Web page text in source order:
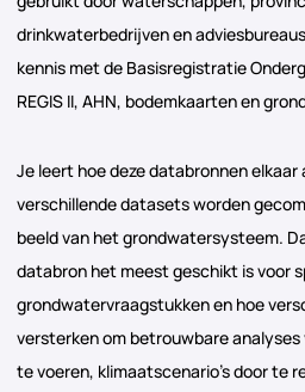
drinkwaterbedrijven en
kennis met de Basisregistratie
REGIS II, AHN, bodemkaarten en
Je leert hoe deze databronnen elkaar
verschillende datasets worden
beeld van het grondwatersysteem.
databron het meest geschikt is voor
grondwatervraagstukken en hoe
versterken om betrouwbare
te voeren, klimaatscenario’s door te